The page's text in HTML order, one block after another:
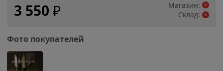
3 550 ₽
Магазин:
Склад:
Фото покупателей